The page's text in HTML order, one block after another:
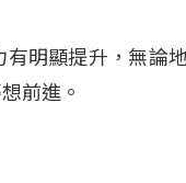
明顯提升，無論
前進。